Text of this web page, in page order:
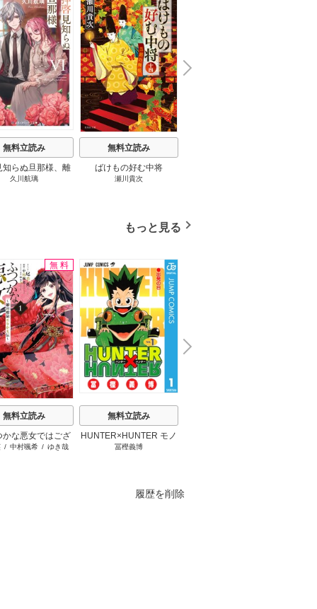
無料立読み
知らぬ旦那様、離
ていただきます
久川航璃
無料立読み
ばけもの好む中将
瀬川貴次
N
e
x
t
もっと見る
無料
無料立読み
かな悪女ではござ
が ～雛宮蝶鼠とり
/ 中村颯希 / ゆき哉
無料立読み
HUNTER×HUNTER モノ
クロ版
冨樫義博
N
x
t
履歴を削除